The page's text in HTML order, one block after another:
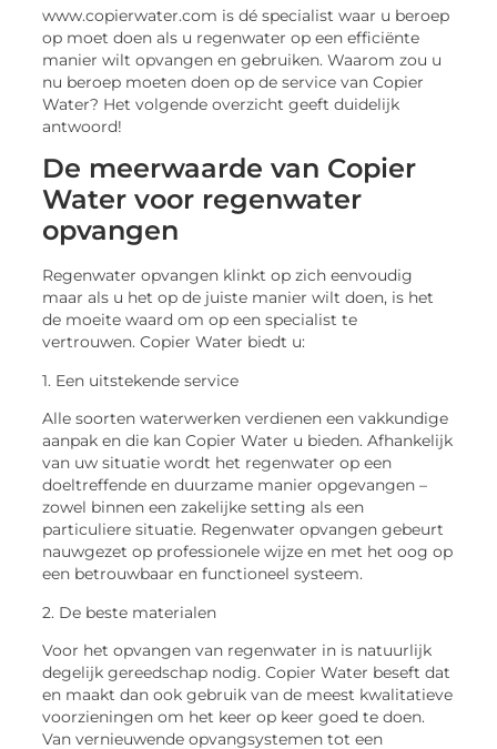
www.copierwater.com is dé specialist waar u beroep
op moet doen als u regenwater op een efficiënte
manier wilt opvangen en gebruiken. Waarom zou u
nu beroep moeten doen op de service van Copier
Water? Het volgende overzicht geeft duidelijk
antwoord!
De meerwaarde van Copier
Water voor regenwater
opvangen
Regenwater opvangen klinkt op zich eenvoudig
maar als u het op de juiste manier wilt doen, is het
de moeite waard om op een specialist te
vertrouwen. Copier Water biedt u:
1. Een uitstekende service
Alle soorten waterwerken verdienen een vakkundige
aanpak en die kan Copier Water u bieden. Afhankelijk
van uw situatie wordt het regenwater op een
doeltreffende en duurzame manier opgevangen –
zowel binnen een zakelijke setting als een
particuliere situatie. Regenwater opvangen gebeurt
nauwgezet op professionele wijze en met het oog op
een betrouwbaar en functioneel systeem.
2. De beste materialen
Voor het opvangen van regenwater in is natuurlijk
degelijk gereedschap nodig. Copier Water beseft dat
en maakt dan ook gebruik van de meest kwalitatieve
voorzieningen om het keer op keer goed te doen.
Van vernieuwende opvangsystemen tot een